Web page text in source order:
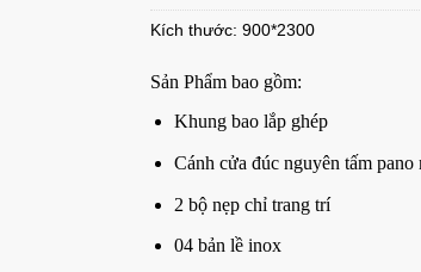
Kích thước: 900*2300
Sản Phẩm bao gồm:
Khung bao lắp ghép
Cánh cửa đúc nguyên tấm
2 bộ nẹp chỉ trang trí
04 bản lề inox